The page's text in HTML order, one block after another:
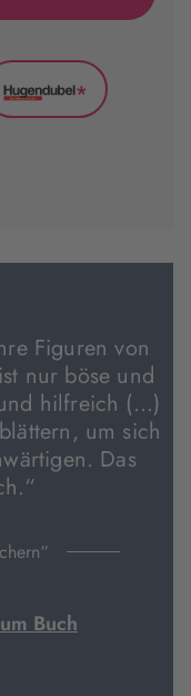
Hugendubel
*
Figuren von
nur böse und
hilfreich (…)
um sich
Das
Buch